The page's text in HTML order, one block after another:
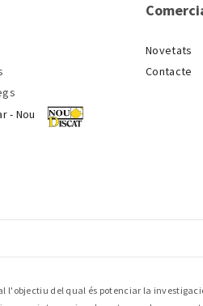
- Nou
Novetats
Contacte
l'objectiu del qual és potenciar la